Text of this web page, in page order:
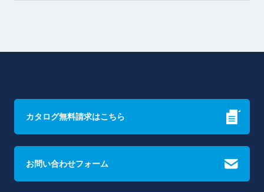
カタログ無料請求はこちら
お問い合わせフォーム